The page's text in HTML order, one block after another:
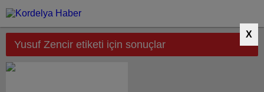
X
Yusuf Zencir etiketi için sonuçlar